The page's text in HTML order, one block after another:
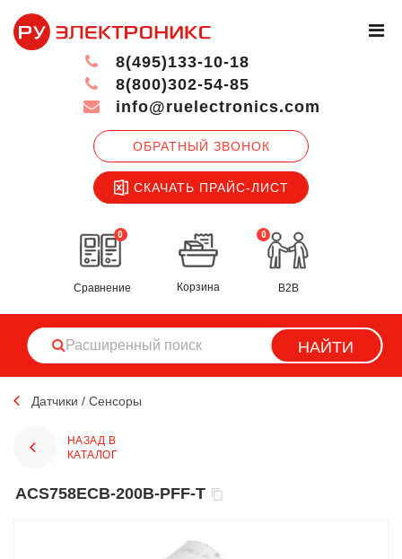
ОБРАТНЫЙ ЗВОНОК
СКАЧАТЬ ПРАЙС-ЛИСТ
8(495)133-10-18
8(800)302-54-85
info@ruelectronics.com
0
Сравнение
0
Корзина B2B
НАЙТИ
Датчики / Сенсоры
НАЗАД В
КАТАЛОГ
ACS758ECB-200B-PFF-T